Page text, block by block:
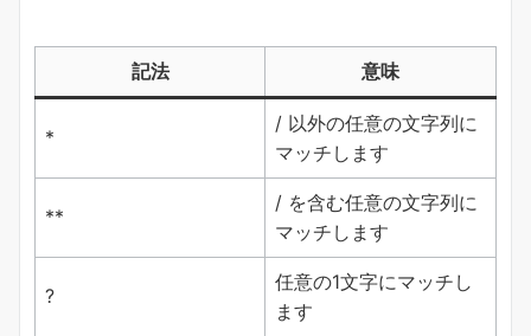
記法 意味
*
/ 以外の任意の文字列に
マッチします
**
/ を含む任意の文字列に
マッチします
?
任意の1文字にマッチし
ます